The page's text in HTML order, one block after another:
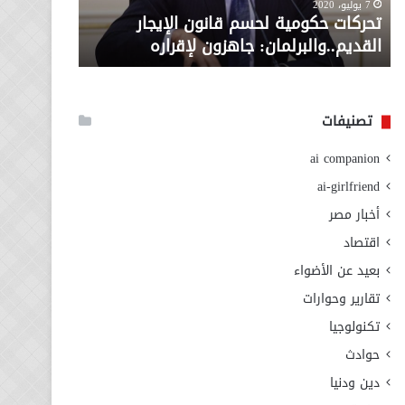
لإقراره
7 يوليو، 2020
تحركات حكومية لحسم قانون الإيجار
القديم..والبرلمان: جاهزون لإقراره
من
وزارة
الاجتماعي
تصنيفات
ai companion
ai-girlfriend
أخبار مصر
اقتصاد
بعيد عن الأضواء
تقارير وحوارات
تكنولوجيا
حوادث
دين ودنيا